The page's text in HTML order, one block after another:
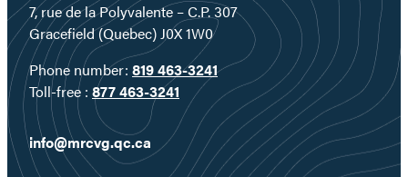
7, rue de la Polyvalente – C.P. 307
Gracefield (Quebec) J0X 1W0
Phone number: 819 463-3241
Toll-free : 877 463-3241
info@mrcvg.qc.ca